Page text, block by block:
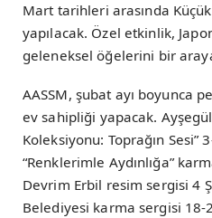
Mart tarihleri arasında
yapılacak. Özel etkinlik,
geleneksel öğelerini bir
AASSM, şubat ayı boyunca
ev sahipliği yapacak.
Koleksiyonu: Toprağın Sesi”
“Renklerimle Aydınlığa”
Devrim Erbil resim sergisi 4
Belediyesi karma sergisi 18-